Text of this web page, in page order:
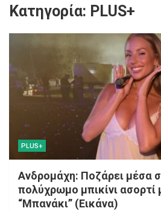
Κεντρική Μακεδονία
Ανδρομάχη: Ποζάρει μέσα
Παρουσιάστηκε η νέα
Πότε αναμένονται οι
επιδοτήσεων
Ελλάδα: Έφτασε η 46χρονη
φονική πυρκαγιά στην
Κατηγορία: PLUS+
PLUS+
Ανδρομάχη: Ποζάρει μέσα
πολύχρωμο μπικίνι ασορτί
“Μπανάκι” (Εικάνα)